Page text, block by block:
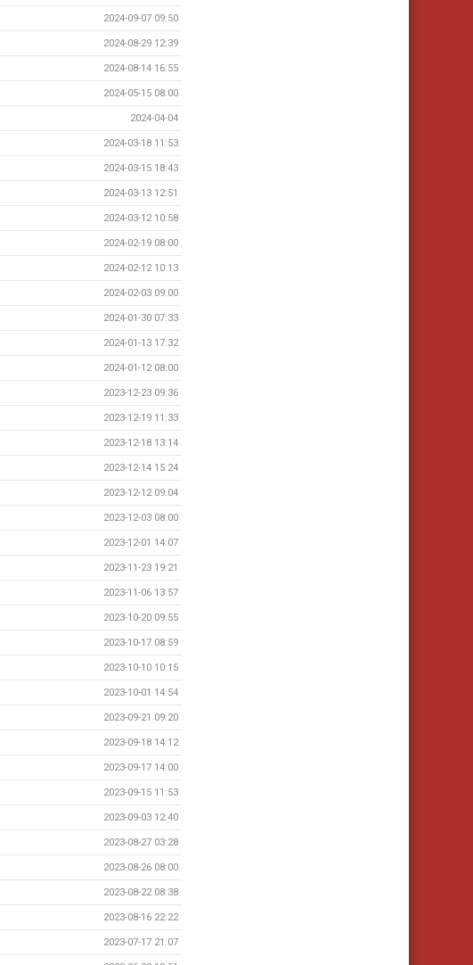
2024-09-07 09:50
2024-08-29 12:39
2024-08-14 16:55
2024-05-15 08:00
2024-04-04
2024-03-18 11:53
2024-03-15 18:43
2024-03-13 12:51
2024-03-12 10:58
2024-02-19 08:00
2024-02-12 10:13
2024-02-03 09:00
2024-01-30 07:33
2024-01-13 17:32
2024-01-12 08:00
2023-12-23 09:36
2023-12-19 11:33
2023-12-18 13:14
2023-12-14 15:24
2023-12-12 09:04
2023-12-03 08:00
2023-12-01 14:07
2023-11-23 19:21
2023-11-06 13:57
2023-10-20 09:55
2023-10-17 08:59
2023-10-10 10:15
2023-10-01 14:54
2023-09-21 09:20
2023-09-18 14:12
2023-09-17 14:00
2023-09-15 11:53
2023-09-03 12:40
2023-08-27 03:28
2023-08-26 08:00
2023-08-22 08:38
2023-08-16 22:22
2023-07-17 21:07